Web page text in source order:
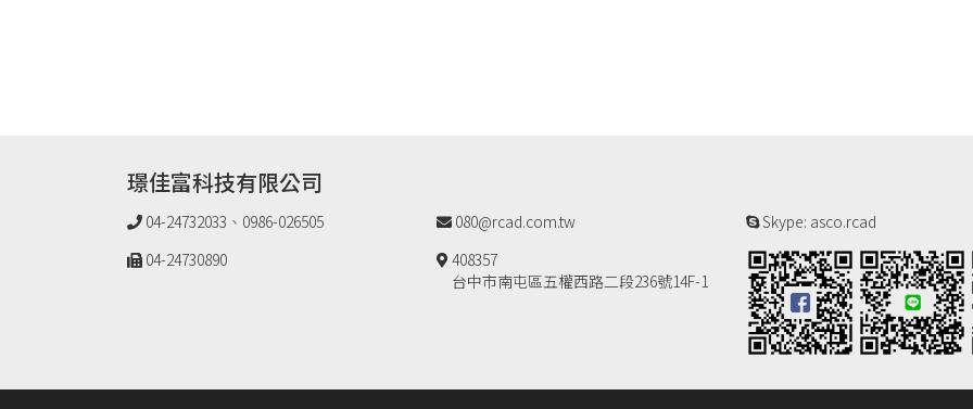
璟佳富科技有限公司
04-24732033、0986-026505
04-24730890
080@rcad.com.tw
408357
台中市南屯區五權西路二段236號14F-1
Skype: asco.rcad